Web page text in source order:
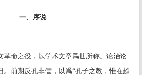
一、序说
革命之役，以学术文章爲世所称。论治论
。前期反孔非儒，以爲“孔子之教，惟在趋